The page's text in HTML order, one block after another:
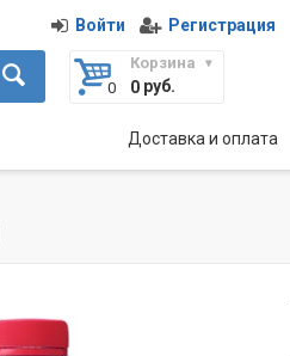
Войти Регистрация
Корзина
0руб.
Доставка и оплата